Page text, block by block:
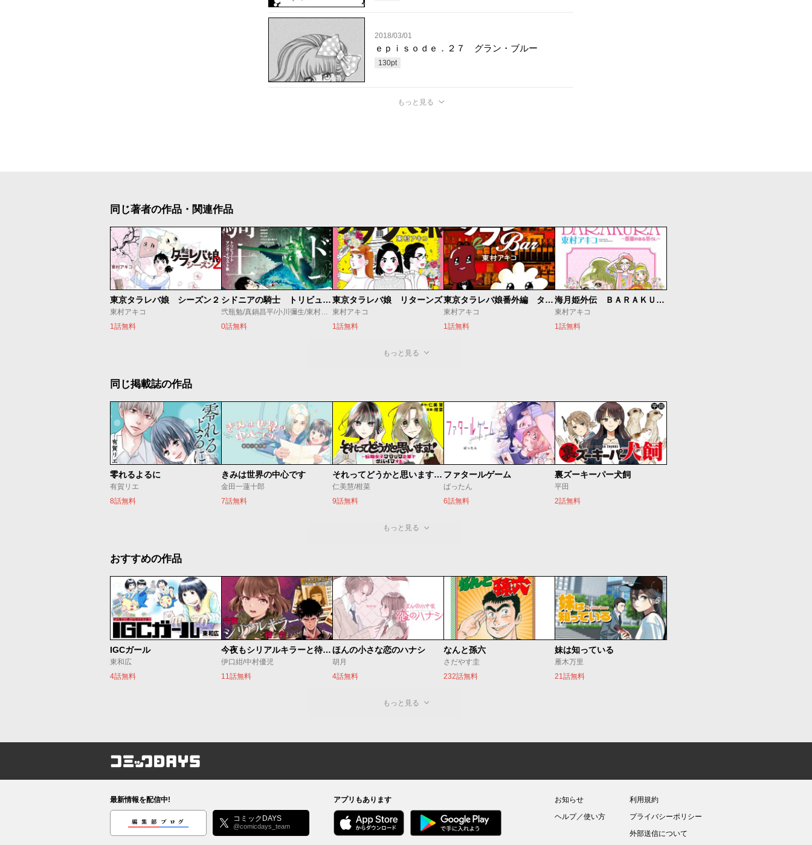
2018/03/01
ｅｐｉｓｏｄｅ．２７ グラン・ブルー
130pt
もっと見る
同じ著者の作品・関連作品
東京タラレバ娘 シーズン２
東村アキコ
1話無料
シドニアの騎士 トリビュートマンガ・イラスト集
弐瓶勉/真鍋昌平/小川彌生/東村アキコ/五十嵐大介/すぎむらしんいち/タツヲ/石口十/蟹江鉄史/やしろ学
0話無料
東京タラレバ娘 リターンズ
東村アキコ
1話無料
東京タラレバ娘番外編 タラレＢａｒ
東村アキコ
1話無料
海月姫外伝 ＢＡＲＡＫＵＲＡ～薔薇のある暮らし～
東村アキコ
1話無料
もっと見る
同じ掲載誌の作品
零れるよるに
有賀リエ
8話無料
きみは世界の中心です
金田一蓮十郎
7話無料
それってどうかと思います！～転職女子、ブラック企業でサバイブする。～
仁美慧/柑菜
9話無料
ファタールゲーム
ばったん
6話無料
裏ズーキーパー犬飼
平田
2話無料
もっと見る
おすすめの作品
IGCガール
東和広
4話無料
今夜もシリアルキラーと待ち合わせ
伊口紺/中村優児
11話無料
ほんの小さな恋のハナシ
胡月
4話無料
なんと孫六
さだやす圭
232話無料
妹は知っている
雁木万里
21話無料
もっと見る
コミックDAYS
最新情報を配信中!
編集部ブログ コミックDAYS
@comicdays_team
アプリもあります
お知らせ
ヘルプ／使い方
利用規約
プライバシーポリシー
外部送信について